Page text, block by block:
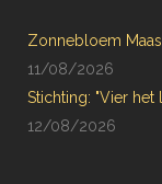
Zonnebloem
11/08/2026
Stichting: "Vier het
12/08/2026